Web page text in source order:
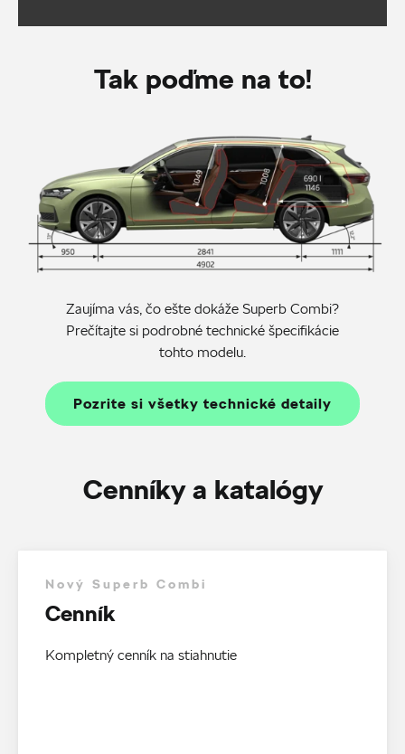
Tak poďme na to!
Zaujíma vás, čo ešte dokáže Superb Combi?
Prečítajte si podrobné technické špecifikácie
tohto modelu.
Pozrite si všetky technické detaily
Cenníky a katalógy
Nový Superb Combi
Cenník
Kompletný cenník na stiahnutie